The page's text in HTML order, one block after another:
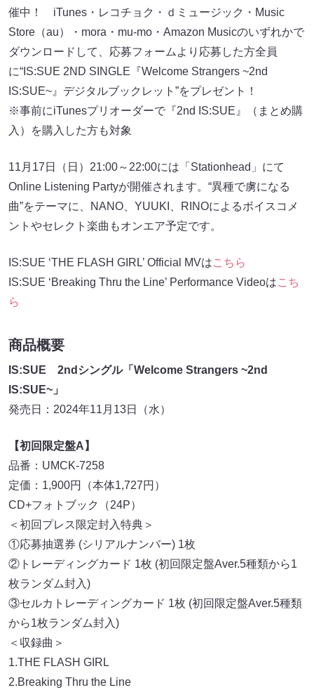
催中！ iTunes・レコチョク・ｄミュージック・Music
Store（au）・mora・mu-mo・Amazon Musicのいずれかで
ダウンロードして、応募フォームより応募した方全員
に“IS:SUE 2ND SINGLE『Welcome Strangers ~2nd
IS:SUE~』デジタルブックレット”をプレゼント！
※事前にiTunesプリオーダーで『2nd IS:SUE』（まとめ購
入）を購入した方も対象
11月17日（日）21:00～22:00には「Stationhead」にて
Online Listening Partyが開催されます。“異種で虜になる
曲”をテーマに、NANO、YUUKI、RINOによるボイスコメ
ントやセレクト楽曲もオンエア予定です。
IS:SUE ‘THE FLASH GIRL’ Official MVはこちら
IS:SUE ‘Breaking Thru the Line’ Performance Videoはこち
ら
商品概要
IS:SUE 2ndシングル「Welcome Strangers ~2nd
IS:SUE~」
発売日：2024年11月13日（水）
【初回限定盤A】
品番：UMCK-7258
定価：1,900円（本体1,727円）
CD+フォトブック（24P）
＜初回プレス限定封入特典＞
①応募抽選券 (シリアルナンバー) 1枚
②トレーディングカード 1枚 (初回限定盤Aver.5種類から1
枚ランダム封入)
③セルカトレーディングカード 1枚 (初回限定盤Aver.5種類
から1枚ランダム封入)
＜収録曲＞
1.THE FLASH GIRL
2.Breaking Thru the Line